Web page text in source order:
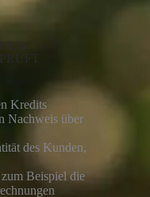
Kredits
Nachweis über
des Kunden,
Beispiel die